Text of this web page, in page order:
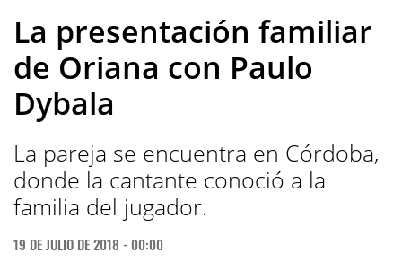
La presentación familiar
de Oriana con Paulo
Dybala
La pareja se encuentra en Córdoba,
donde la cantante conoció a la
familia del jugador.
19 DE JULIO DE 2018 - 00:00